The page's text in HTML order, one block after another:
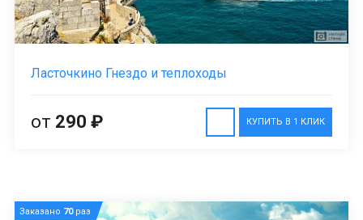
Ласточкино Гнездо и теплоходы
КУПИТЬ В 1 КЛИК
от 290 ₽
Заказано 70раз